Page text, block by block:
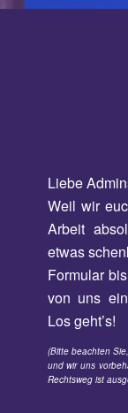
Liebe
Weil wir
Arbeit
etwas
Formular
von uns
Los geht’s!
(Bitte beachten
und wir uns
Rechtsweg ist